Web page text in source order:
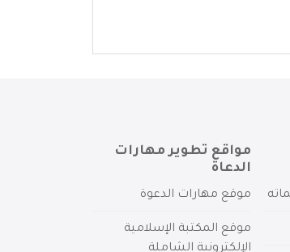
مواقع تطوير مهارات
الدعاة
موقع مهارات الدعوة
موقع المكتبة الإسلامية
الإلكترونية الشاملة